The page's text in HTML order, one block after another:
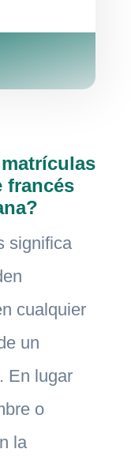
francés
significa
cualquier
un
En lugar
o
la